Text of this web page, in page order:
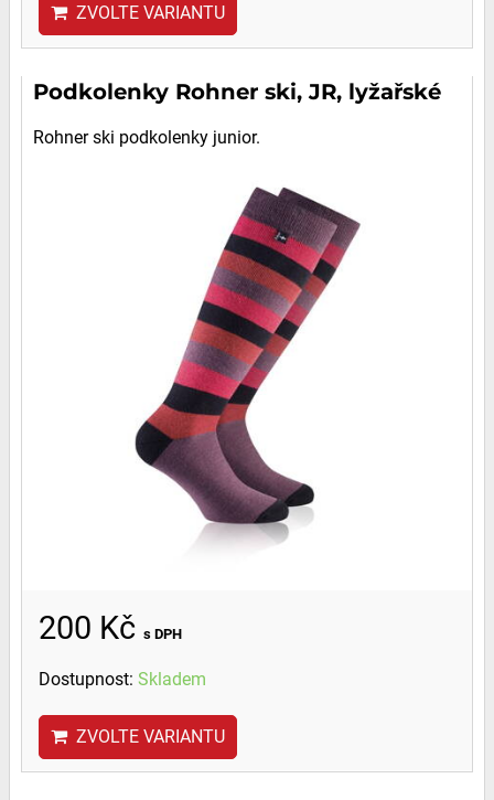
ZVOLTE VARIANTU
Podkolenky Rohner ski, JR, lyžařské
Rohner ski podkolenky junior.
200 Kč s DPH
Dostupnost: Skladem
ZVOLTE VARIANTU